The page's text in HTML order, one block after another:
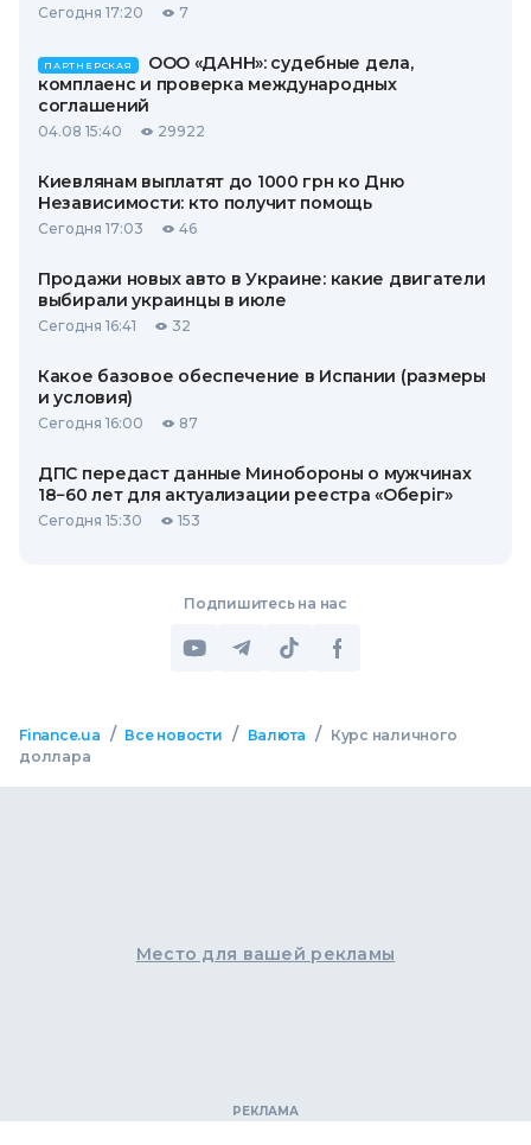
Сегодня 17:20 7
ПАРТНЕРСКАЯ
ООО «ДАНН»: судебные дела,
комплаенс и проверка международных
соглашений
04.08 15:40 29922
Киевлянам выплатят до 1000 грн ко Дню
Независимости: кто получит помощь
Сегодня 17:03 46
Продажи новых авто в Украине: какие двигатели
выбирали украинцы в июле
Сегодня 16:41 32
Какое базовое обеспечение в Испании (размеры
и условия)
Сегодня 16:00 87
ДПС передаст данные Минобороны о мужчинах
18−60 лет для актуализации реестра «Оберіг»
Сегодня 15:30 153
Подпишитесь на нас
Finance.ua / Все новости / Валюта /
Курс наличного
доллара
Место для вашей рекламы